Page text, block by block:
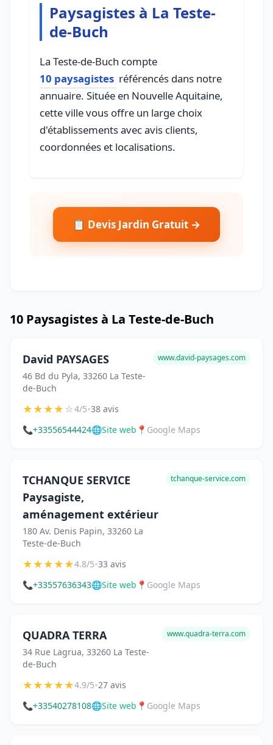
Paysagistes à La Teste-
de-Buch
La Teste-de-Buch compte
10 paysagistes référencés dans notre
annuaire. Située en Nouvelle Aquitaine,
cette ville vous offre un large choix
d'établissements avec avis clients,
coordonnées et localisations.
📋 Devis Jardin Gratuit →
10 Paysagistes à La Teste-de-Buch
David PAYSAGES
46 Bd du Pyla, 33260 La Teste-
de-Buch
www.david-paysages.com
★★★★☆4/5•38 avis
📞+33556544424🌐Site web 📍 Google Maps
TCHANQUE SERVICE
Paysagiste,
aménagement extérieur
180 Av. Denis Papin, 33260 La
Teste-de-Buch
tchanque-service.com
★★★★★4.8/5•33 avis
📞+33557636343🌐Site web 📍 Google Maps
QUADRA TERRA
34 Rue Lagrua, 33260 La Teste-
de-Buch
www.quadra-terra.com
★★★★★4.9/5•27 avis
📞+33540278108🌐Site web 📍 Google Maps